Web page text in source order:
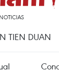
TIEN DUAN